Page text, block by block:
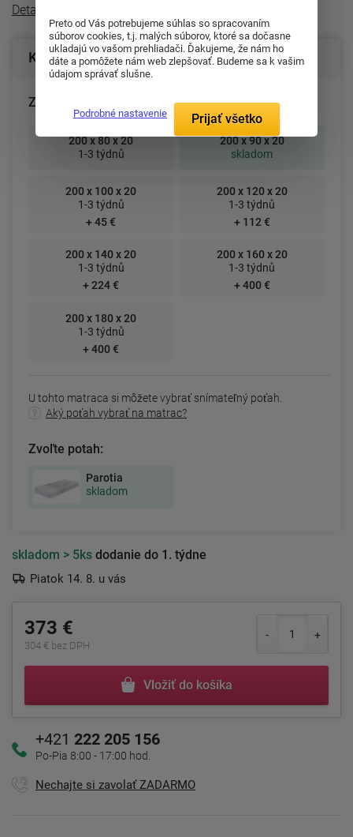
Detailný popis
Konfigurácia produktu
Zvoľte rozmer matraca (cm):
200 x 80 x 20
1-3 týdnů
200 x 90 x 20
skladom
200 x 100 x 20
1-3 týdnů
+ 45 €
200 x 120 x 20
1-3 týdnů
+ 112 €
200 x 140 x 20
1-3 týdnů
+ 224 €
200 x 160 x 20
1-3 týdnů
+ 400 €
200 x 180 x 20
1-3 týdnů
+ 400 €
U tohto matraca si môžete vybrať snímateľný poťah.
Aký poťah vybrať na matrac?
Zvoľte potah:
Parotia
skladom
skladom > 5ks dodanie do 1. týdne
Piatok 14. 8. u vás
373 €
304 € bez DPH
Vložiť do košíka
+421 222 205 156
Po-Pia 8:00 - 17:00 hod.
Nechajte si zavolať ZADARMO
Preto od Vás potrebujeme súhlas so spracovaním
súborov cookies, t.j. malých súborov, ktoré sa dočasne
ukladajú vo vašom prehliadači. Ďakujeme, že nám ho
dáte a pomôžete nám web zlepšovať. Budeme sa k vašim
údajom správať slušne.
Podrobné nastavenie Prijať všetko